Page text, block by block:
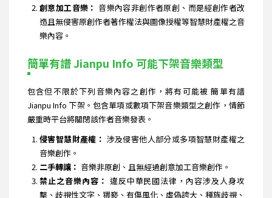
創意加工音樂： 音樂內容非創作者原創、而是經創作者改
造且無侵害原創作者著作權法與圖像授權等智慧財產權之音
樂內容。
簡單有譜 Jianpu Info 可能下架音樂類型
包含但不限於下列音樂內容之創作，將有可能被 簡單有譜
Jianpu Info 下架。包含單項或數項下架音樂類型之創作，情節
嚴重時平台將關閉該作者音樂發表。
侵害智慧財產權： 涉及侵害他人部分或多項智慧財產權之
音樂創作。
二手轉讓： 音樂非原創、且無經過創意加工音樂創作。
禁止之音樂內容： 違反中華民國法律，內容涉及人身攻
擊、歧視性文字、猥褻、有傷風化、虛偽誇大、種族歧視、